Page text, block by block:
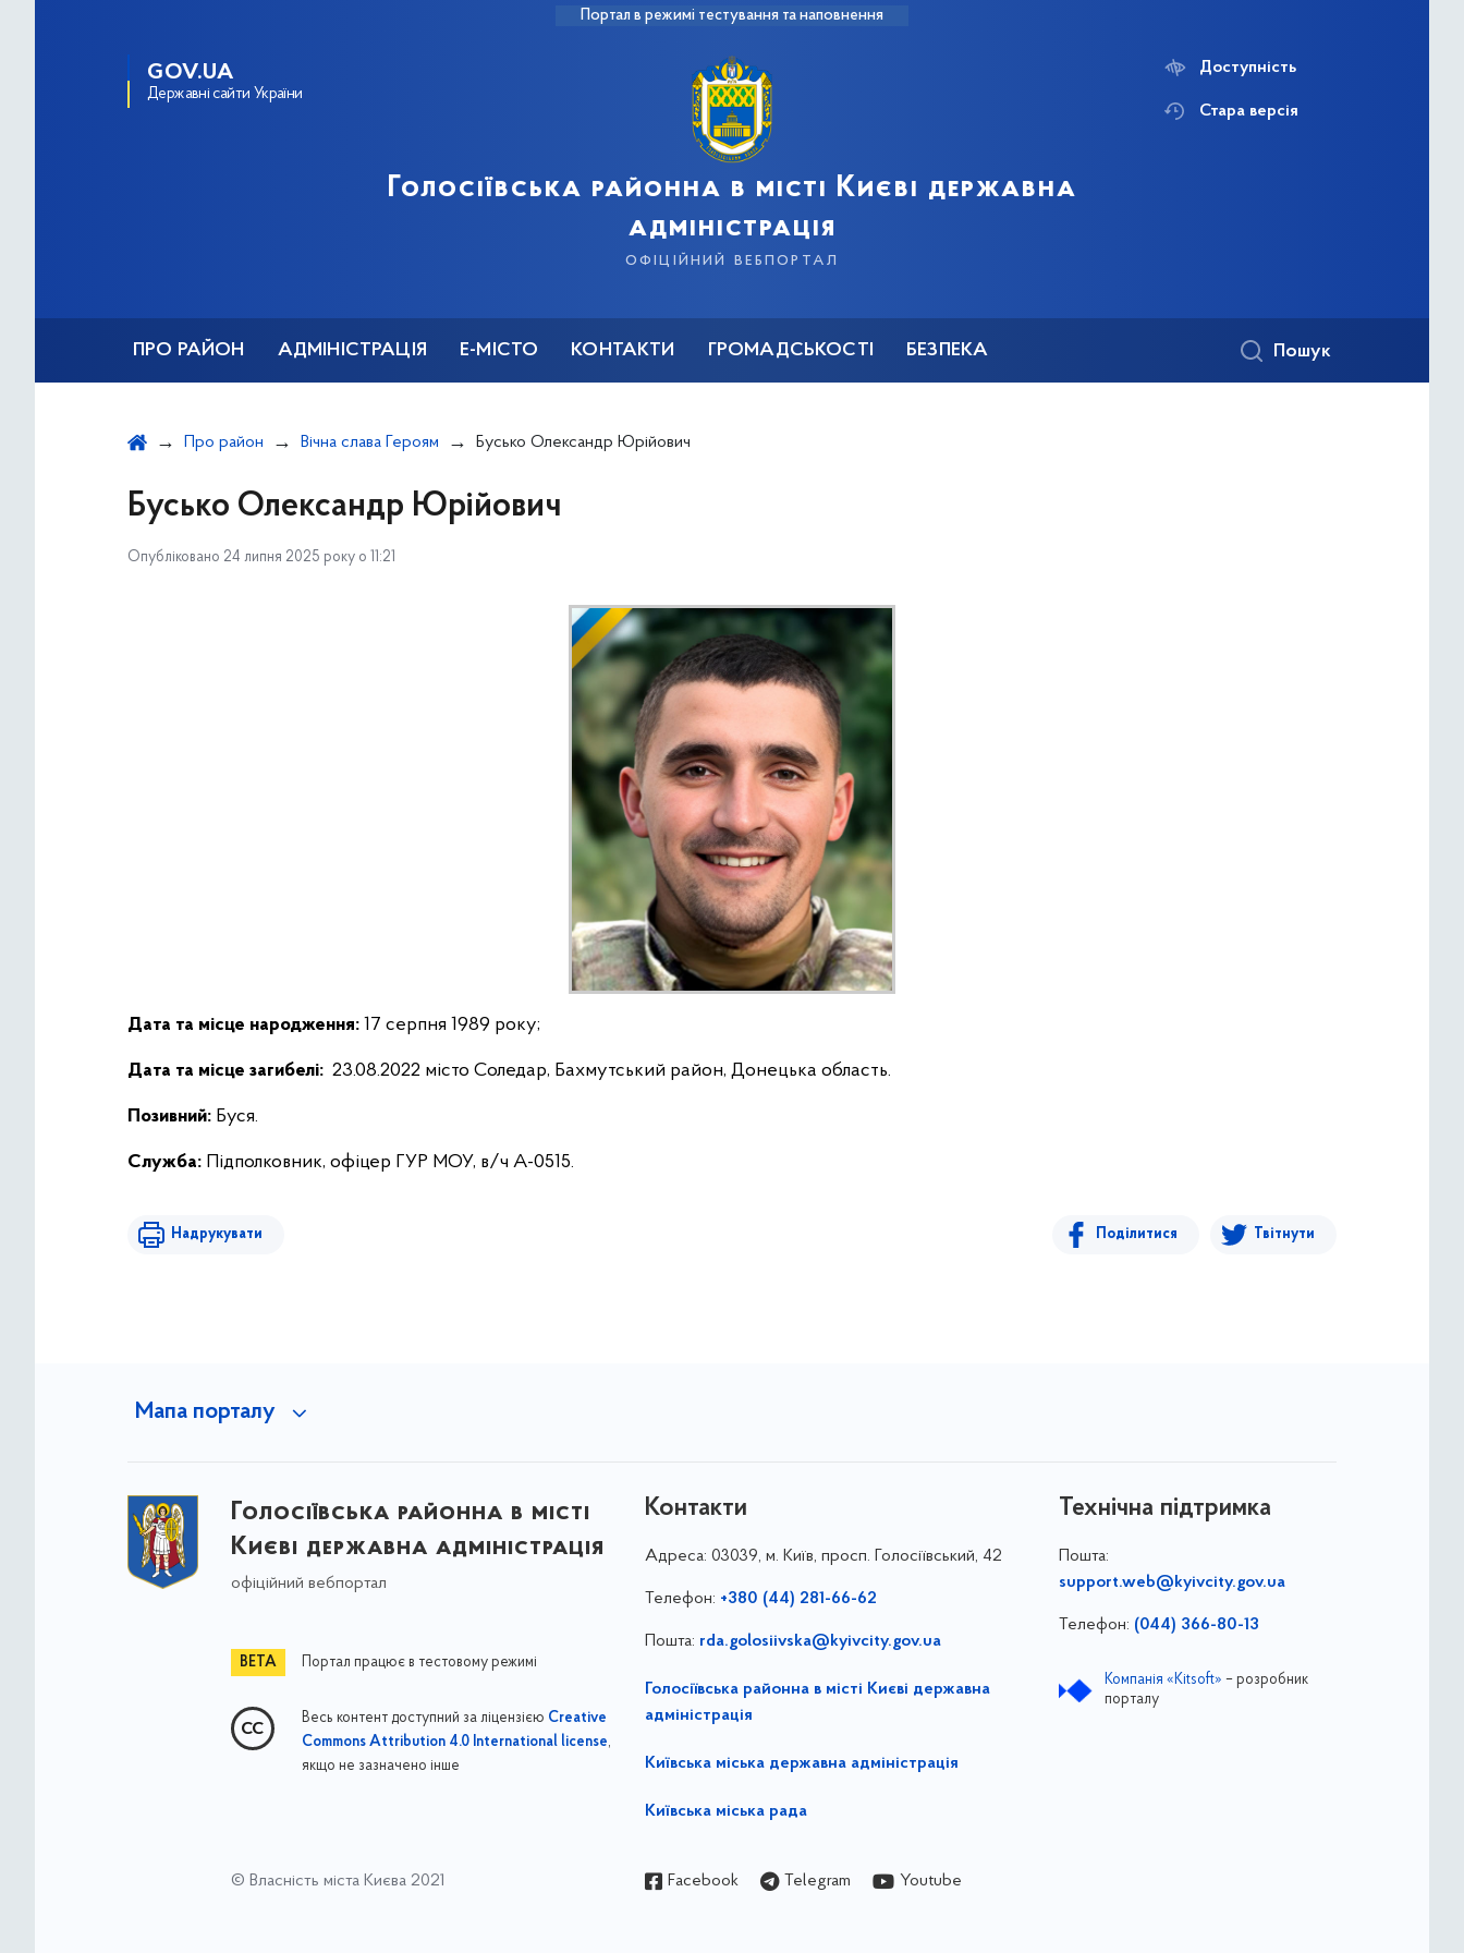
Портал в режимі тестування та наповнення
GOV.UA
Державні сайти України
Голосіївська районна в місті Києві державна
адміністрація
офіційний вебпортал
Доступність
Стара версія
ПРО РАЙОН АДМІНІСТРАЦІЯ Е-МІСТО КОНТАКТИ ГРОМАДСЬКОСТІ БЕЗПЕКА Пошук
Про район Вічна слава Героям Бусько Олександр Юрійович
Бусько Олександр Юрійович
Опубліковано 24 липня 2025 року о 11:21
Дата та місце народження: 17 серпня 1989 року;
Дата та місце загибелі: 23.08.2022 місто Соледар, Бахмутський район, Донецька область.
Позивний: Буся.
Служба: Підполковник, офіцер ГУР МОУ, в/ч А-0515.
Надрукувати Поділитися Твітнути
Мапа порталу
Голосіївська районна в місті
Києві державна адміністрація
офіційний вебпортал
Портал працює в тестовому режимі
Весь контент доступний за ліцензією Creative
Commons Attribution 4.0 International license,
якщо не зазначено інше
Контакти
Адреса: 03039, м. Київ, просп. Голосіївський, 42
Телефон: +380 (44) 281-66-62
Пошта: rda.golosiivska@kyivcity.gov.ua
Голосіївська районна в місті Києві державна
адміністрація
Київська міська державна адміністрація
Київська міська рада
Технічна підтримка
Пошта:
support.web@kyivcity.gov.ua
Телефон: (044) 366-80-13
Компанія «Kitsoft» – розробник
порталу
© Власність міста Києва 2021 Facebook Telegram Youtube